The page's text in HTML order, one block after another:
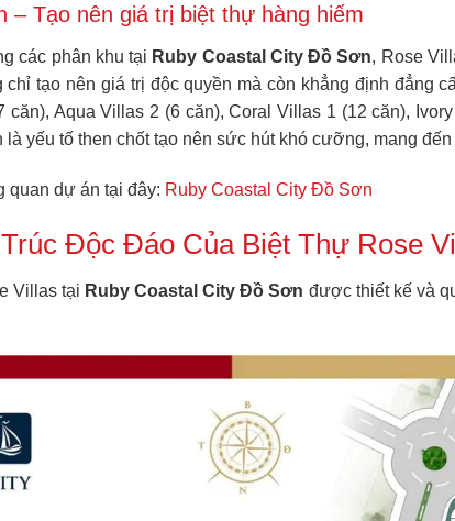
– Tạo nên giá trị biệt thự hàng hiếm
các phân khu tại Ruby Coastal City Đồ Sơn, Rose
chỉ tạo nên giá trị độc quyền mà còn khẳng định đẳng
căn), Aqua Villas 2 (6 căn), Coral Villas 1 (12 căn),
là yếu tố then chốt tạo nên sức hút khó cưỡng, mang
quan dự án tại đây: Ruby Coastal City Đồ Sơn
Độc Đáo Của Biệt Thự Rose
Villas tại Ruby Coastal City Đồ Sơn được thiết kế và